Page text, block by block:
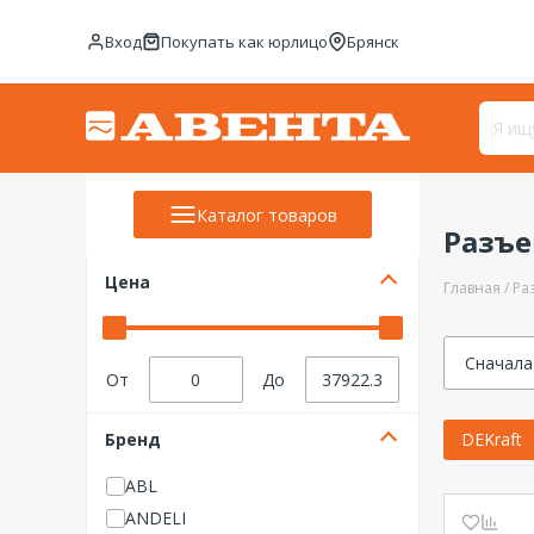
Вход Покупать как юрлицо Брянск
Каталог товаров
Цена
От До
Бренд
ABL
ANDELI
Главная
DEKraft